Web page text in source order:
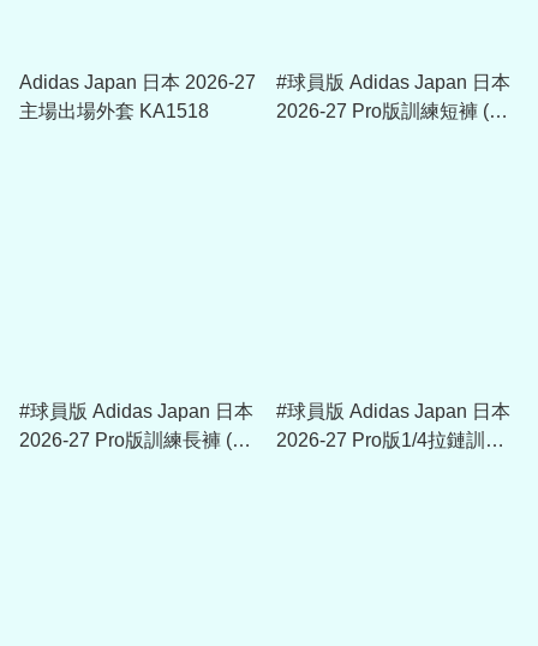
Adidas Japan 日本 2026-27
主場出場外套 KA1518
#球員版 Adidas Japan 日本
2026-27 Pro版訓練短褲 (包
#球員版 Adidas Japan 日本
2026-27 Pro版訓練長褲 (包
#球員版 Adidas Japan 日本
2026-27 Pro版1/4拉鏈訓練